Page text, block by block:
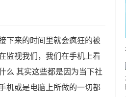
下来的时间里就会疯狂的被
监视我们，我们在手机上看
其实这些都是因为当下社
机或是电脑上所做的一切都